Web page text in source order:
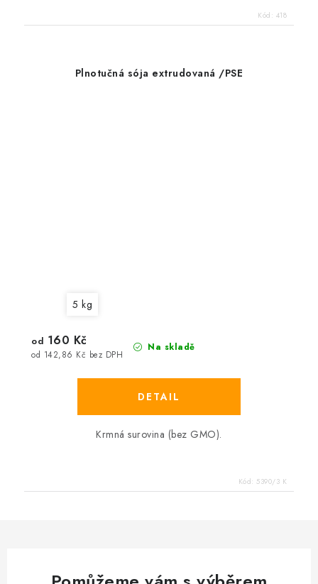
Kód: 418
Plnotučná sója extrudovaná /PSE
5 kg
Na skladě
od 142,86 Kč bez DPH
od 160 Kč
Krmná surovina (bez GMO).
Kód: 5390/3 K